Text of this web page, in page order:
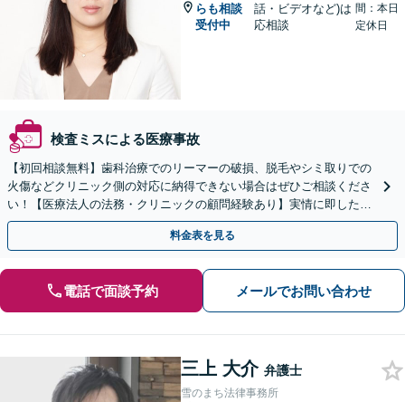
らも相談
受付中
話・ビデオなど)は
応相談
間：本日
定休日
検査ミスによる医療事故
【初回相談無料】歯科治療でのリーマーの破損、脱毛やシミ取りでの
火傷などクリニック側の対応に納得できない場合はぜひご相談くださ
い！【医療法人の法務・クリニックの顧問経験あり】実情に即したア
ドバイスで、納得のできるトラブルの解決を目指します。
料金表を見る
電話で面談予約 メールでお問い合わせ
三上 大介 弁護士
雪のまち法律事務所